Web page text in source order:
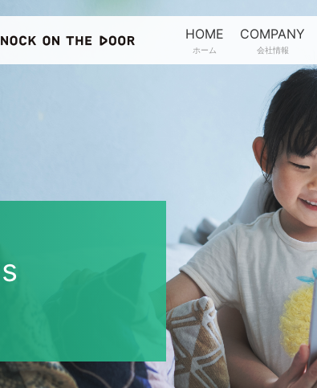
HOME
ホーム
COMPANY
会社情報
s